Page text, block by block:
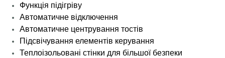
Функція підігріву
Автоматичне відключення
Автоматичне центрування тостів
Підсвічування елементів керування
Теплоізольовані стінки для більшої безпеки